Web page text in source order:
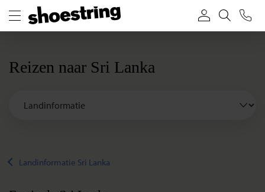
Reizen naar Sri Lanka
Landinformatie Sri Lanka